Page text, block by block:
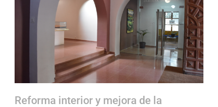
Reforma interior y mejora de la